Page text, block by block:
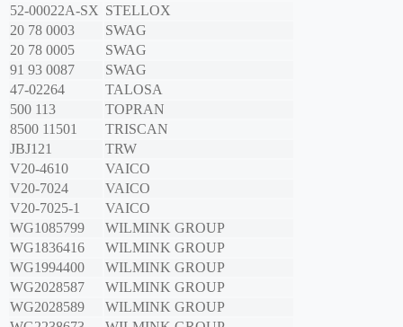
52-00022A-SX STELLOX
20 78 0003
SWAG
20 78 0005
SWAG
91 93 0087
SWAG
47-02264
TALOSA
500 113
TOPRAN
8500 11501
TRISCAN
JBJ121
TRW
V20-4610
VAICO
V20-7024
VAICO
V20-7025-1
VAICO
WG1085799
WILMINK GROUP
WG1836416
WILMINK GROUP
WG1994400
WILMINK GROUP
WG2028587
WILMINK GROUP
WG2028589
WILMINK GROUP